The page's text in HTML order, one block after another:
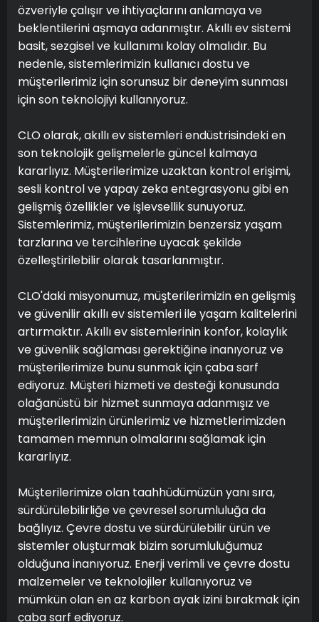
özveriyle çalışır ve ihtiyaçlarını anlamaya ve
beklentilerini aşmaya adanmıştır. Akıllı ev sistemi
basit, sezgisel ve kullanımı kolay olmalıdır. Bu
nedenle, sistemlerimizin kullanıcı dostu ve
müşterilerimiz için sorunsuz bir deneyim sunması
için son teknolojiyi kullanıyoruz.
CLO olarak, akıllı ev sistemleri endüstrisindeki en
son teknolojik gelişmelerle güncel kalmaya
kararlıyız. Müşterilerimize uzaktan kontrol erişimi,
sesli kontrol ve yapay zeka entegrasyonu gibi en
gelişmiş özellikler ve işlevsellik sunuyoruz.
Sistemlerimiz, müşterilerimizin benzersiz yaşam
tarzlarına ve tercihlerine uyacak şekilde
özelleştirilebilir olarak tasarlanmıştır.
CLO'daki misyonumuz, müşterilerimizin en gelişmiş
ve güvenilir akıllı ev sistemleri ile yaşam kalitelerini
artırmaktır. Akıllı ev sistemlerinin konfor, kolaylık
ve güvenlik sağlaması gerektiğine inanıyoruz ve
müşterilerimize bunu sunmak için çaba sarf
ediyoruz. Müşteri hizmeti ve desteği konusunda
olağanüstü bir hizmet sunmaya adanmışız ve
müşterilerimizin ürünlerimiz ve hizmetlerimizden
tamamen memnun olmalarını sağlamak için
kararlıyız.
Müşterilerimize olan taahhüdümüzün yanı sıra,
sürdürülebilirliğe ve çevresel sorumluluğa da
bağlıyız. Çevre dostu ve sürdürülebilir ürün ve
sistemler oluşturmak bizim sorumluluğumuz
olduğuna inanıyoruz. Enerji verimli ve çevre dostu
malzemeler ve teknolojiler kullanıyoruz ve
mümkün olan en az karbon ayak izini bırakmak için
çaba sarf ediyoruz.